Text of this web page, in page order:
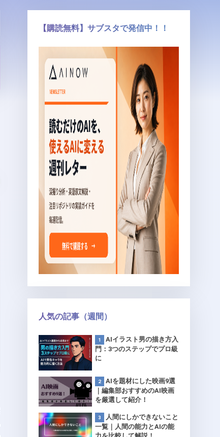
【購読無料】サブスタで発信中！！
人気の記事（週間）
AIイラスト男の描き方入
門：3つのステップでプロ級
に
AIを題材にした映画9選
｜編集部おすすめのAI映画
を厳選して紹介！
人間にしかできないこと
一覧｜人間の能力とAIの能